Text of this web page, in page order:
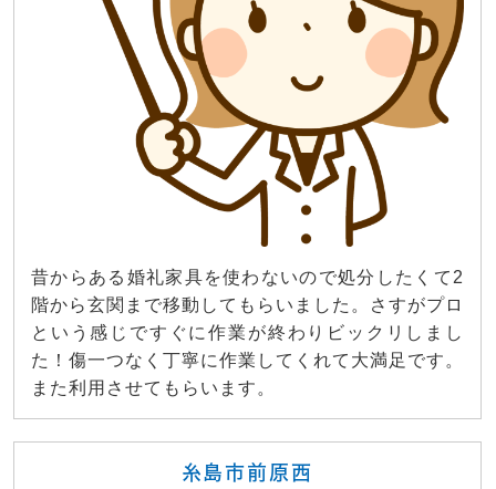
昔からある婚礼家具を使わないので処分したくて2
階から玄関まで移動してもらいました。さすがプロ
という感じですぐに作業が終わりビックリしまし
た！傷一つなく丁寧に作業してくれて大満足です。
また利用させてもらいます。
糸島市前原西